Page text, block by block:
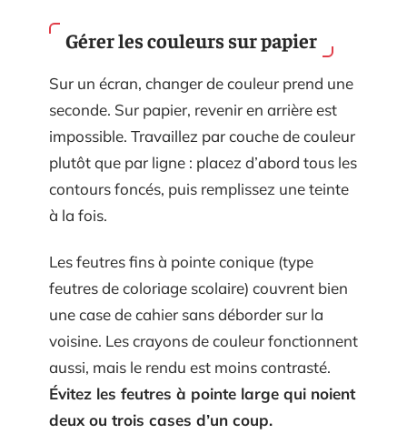
Gérer les couleurs sur papier
Sur un écran, changer de couleur prend une
seconde. Sur papier, revenir en arrière est
impossible. Travaillez par couche de couleur
plutôt que par ligne : placez d’abord tous les
contours foncés, puis remplissez une teinte
à la fois.
Les feutres fins à pointe conique (type
feutres de coloriage scolaire) couvrent bien
une case de cahier sans déborder sur la
voisine. Les crayons de couleur fonctionnent
aussi, mais le rendu est moins contrasté.
Évitez les feutres à pointe large qui noient
deux ou trois cases d’un coup.